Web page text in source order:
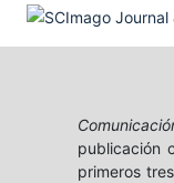
publicación
primeros